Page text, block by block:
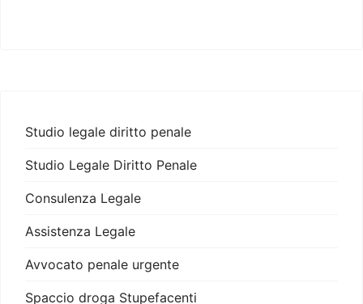
Studio legale diritto penale
Studio Legale Diritto Penale
Consulenza Legale
Assistenza Legale
Avvocato penale urgente
Spaccio droga Stupefacenti